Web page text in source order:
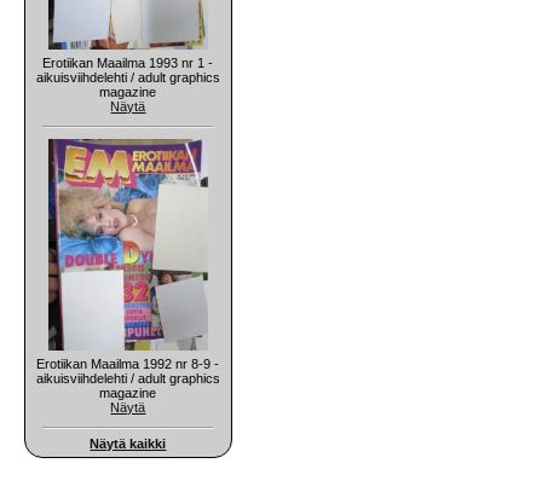
Erotiikan Maailma 1993 nr 1 -
aikuisviihdelehti / adult graphics
magazine
Näytä
Erotiikan Maailma 1992 nr 8-9 -
aikuisviihdelehti / adult graphics
magazine
Näytä
Näytä kaikki